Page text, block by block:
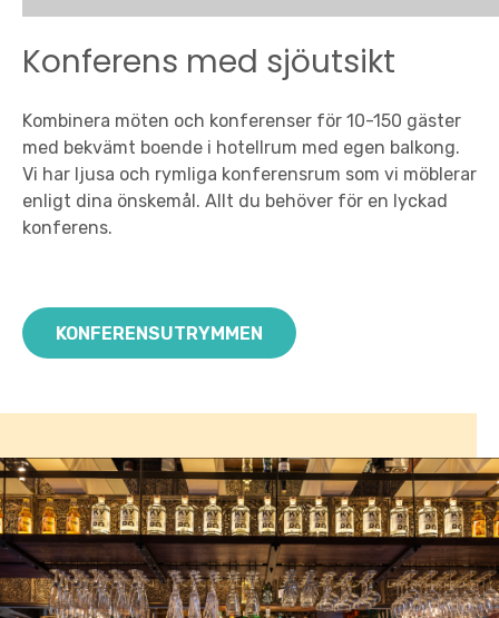
Konferens med sjöutsikt
Kombinera möten och konferenser för 10-150 gäster
med bekvämt boende i hotellrum med egen balkong.
Vi har ljusa och rymliga konferensrum som vi möblerar
enligt dina önskemål. Allt du behöver för en lyckad
konferens.
KONFERENSUTRYMMEN